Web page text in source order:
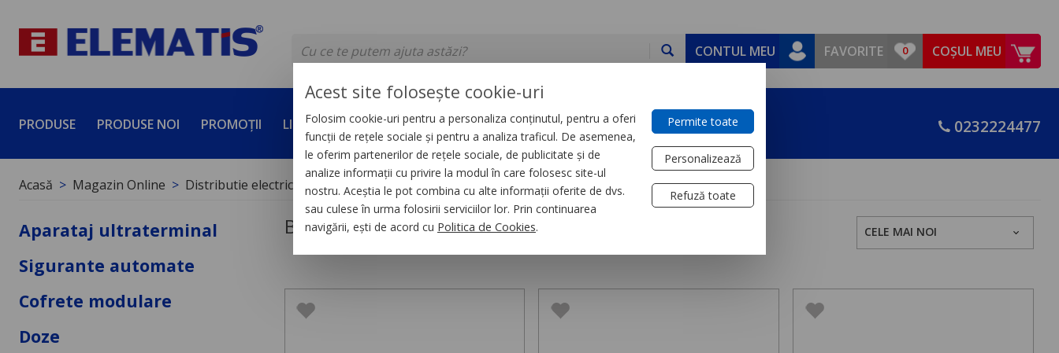
CONTUL MEU FAVORITE COȘUL MEU
PRODUSE PRODUSE NOI PROMOȚII LICHIDĂRI DE STOC SERVICII DEVINO PARTENER CONTACT 0232224477
Acasă Magazin Online Distributie electrica de joasa tensiune Blocuri de distributie
Aparataj ultraterminal
Sigurante automate
Cofrete modulare
Doze
Blocuri de distributie,4 produse
Acest site folosește cookie-uri
Folosim cookie-uri pentru a personaliza conținutul, pentru a oferi
funcții de rețele sociale și pentru a analiza traficul. De asemenea,
le oferim partenerilor de rețele sociale, de publicitate și de
analize informații cu privire la modul în care folosesc site-ul
nostru. Aceștia le pot combina cu alte informații oferite de dvs.
sau culese în urma folosirii serviciilor lor. Prin continuarea
navigării, ești de acord cu Politica de Cookies.
Permite toate
Personalizează
Refuză toate